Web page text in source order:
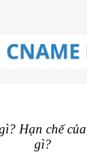
Hạn chế
gì?